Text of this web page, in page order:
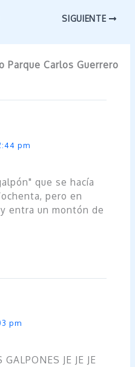
SIGUIENTE
Parque Carlos Guerrero
pm
que se hacía
pero en
entra un montón de
pm
JE JE JE